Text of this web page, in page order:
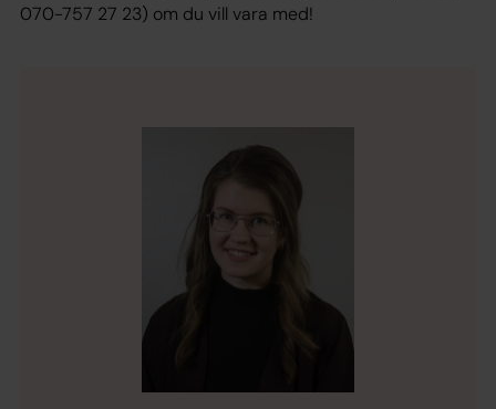
070-757 27 23) om du vill vara med!